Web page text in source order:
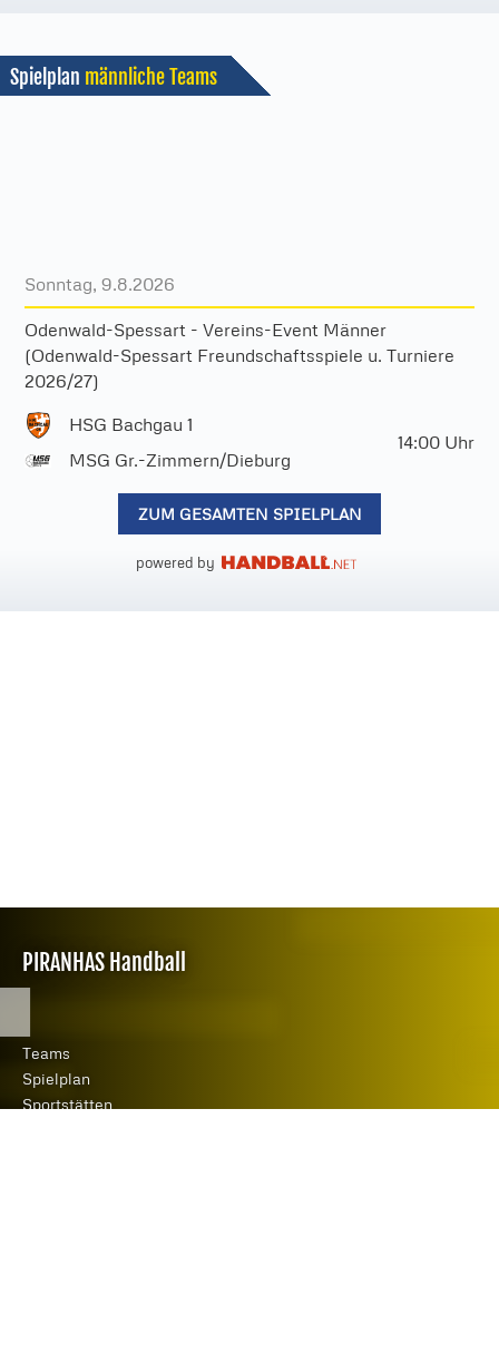
Spielplan männliche Teams
Sonntag, 9.8.2026
Odenwald-Spessart - Vereins-Event Männer
(Odenwald-Spessart Freundschaftsspiele u. Turniere
2026/27)
HSG Bachgau 1
MSG Gr.-Zimmern/Dieburg
14:00Uhr
ZUM GESAMTEN SPIELPLAN
powered by
PIRANHAS Handball
Teams
Spielplan
Sportstätten